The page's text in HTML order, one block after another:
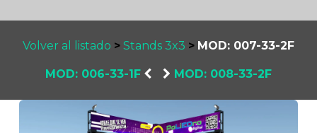
Volver al listado > Stands 3x3 > MOD: 007-33-2F
MOD: 006-33-1F MOD: 008-33-2F